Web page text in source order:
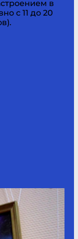
в
с 11 до 20